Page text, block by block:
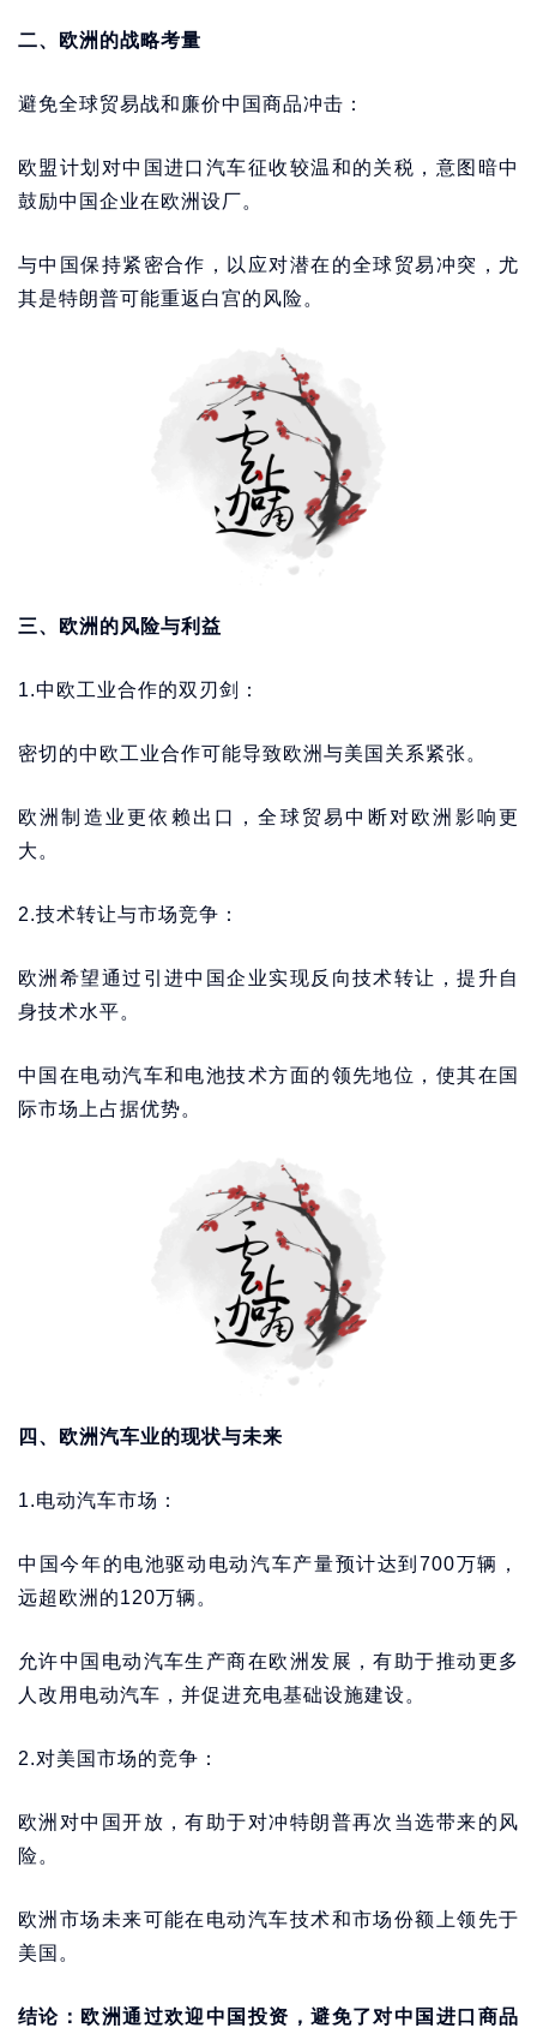
二、欧洲的战略考量
避免全球贸易战和廉价中国商品冲击：
欧盟计划对中国进口汽车征收较温和的关税，意图暗中
鼓励中国企业在欧洲设厂。
与中国保持紧密合作，以应对潜在的全球贸易冲突，尤
其是特朗普可能重返白宫的风险。
三、欧洲的风险与利益
1.中欧工业合作的双刃剑：
密切的中欧工业合作可能导致欧洲与美国关系紧张。
欧洲制造业更依赖出口，全球贸易中断对欧洲影响更
大。
2.技术转让与市场竞争：
欧洲希望通过引进中国企业实现反向技术转让，提升自
身技术水平。
中国在电动汽车和电池技术方面的领先地位，使其在国
际市场上占据优势。
四、欧洲汽车业的现状与未来
1.电动汽车市场：
中国今年的电池驱动电动汽车产量预计达到700万辆，
远超欧洲的120万辆。
允许中国电动汽车生产商在欧洲发展，有助于推动更多
人改用电动汽车，并促进充电基础设施建设。
2.对美国市场的竞争：
欧洲对中国开放，有助于对冲特朗普再次当选带来的风
险。
欧洲市场未来可能在电动汽车技术和市场份额上领先于
美国。
结论：欧洲通过欢迎中国投资，避免了对中国进口商品